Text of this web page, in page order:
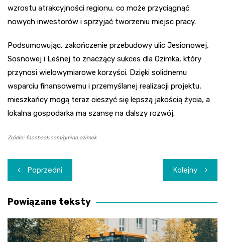
wzrostu atrakcyjności regionu, co może przyciągnąć
nowych inwestorów i sprzyjać tworzeniu miejsc pracy.
Podsumowując, zakończenie przebudowy ulic Jesionowej,
Sosnowej i Leśnej to znaczący sukces dla Ozimka, który
przynosi wielowymiarowe korzyści. Dzięki solidnemu
wsparciu finansowemu i przemyślanej realizacji projektu,
mieszkańcy mogą teraz cieszyć się lepszą jakością życia, a
lokalna gospodarka ma szansę na dalszy rozwój.
Źródło: facebook.com/gmina.ozimek
Nawigacja
wpisu
Poprzedni Kolejny
Powiązane teksty